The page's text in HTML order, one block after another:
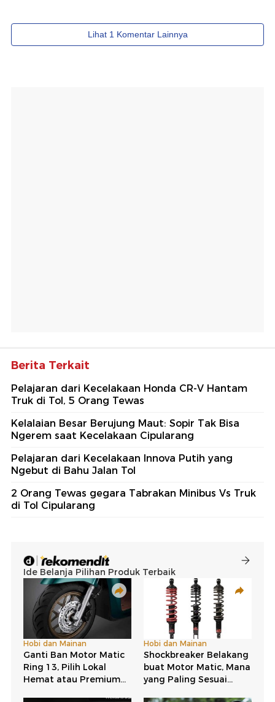
Berita Terkait
Pelajaran dari Kecelakaan Honda CR-V Hantam
Truk di Tol, 5 Orang Tewas
Kelalaian Besar Berujung Maut: Sopir Tak Bisa
Ngerem saat Kecelakaan Cipularang
Pelajaran dari Kecelakaan Innova Putih yang
Ngebut di Bahu Jalan Tol
2 Orang Tewas gegara Tabrakan Minibus Vs Truk
di Tol Cipularang